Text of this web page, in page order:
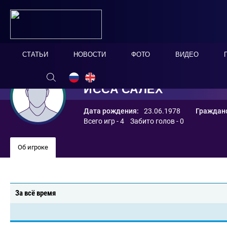
СТАТЬИ НОВОСТИ ФОТО ВИДЕО
ИССА САЛЕХ
Дата рождения: 23.06.1978
Всего игр - 4 Забито голов - 0
Об игроке
За всё время